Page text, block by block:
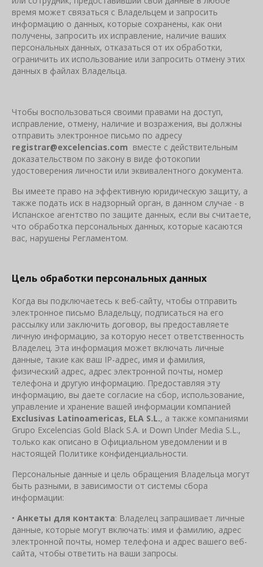
время может связаться с Владельцем и запросить
информацию о данных, которые сохранены, как они
получены, запросить их исправление, наличие ваших
персональных данных, отказаться от их обработки,
ограничить их использование или запросить отмену этих
данных в файлах Владельца.
Чтобы воспользоваться своими правами на доступ,
исправление, отмену, наличие и возражения, вы должны
отправить электронное письмо по адресу
registrar@excelencias.com вместе с действительным
доказательством по закону в виде фотокопии
удостоверения личности или эквивалентного документа.
Вы имеете право на эффективную юридическую защиту, а
также подать иск в надзорный орган, в данном случае - в
Испанское агентство по защите данных, если вы считаете,
что обработка персональных данных, которые касаются
вас, нарушены Регламентом.
Цель обработки персональных данных
Когда вы подключаетесь к веб-сайту, чтобы отправить
электронное письмо Владельцу, подписаться на его
рассылку или заключить договор, вы предоставляете
личную информацию, за которую несет ответственность
Владелец. Эта информация может включать личные
данные, такие как ваш IP-адрес, имя и фамилия,
физический адрес, адрес электронной почты, номер
телефона и другую информацию. Предоставляя эту
информацию, вы даете согласие на сбор, использование,
управление и хранение вашей информации компанией
Exclusivas Latinoamericas, ELA S.L., а также компаниями
Grupo Excelencias Gold Black S.A. и Down Under Media S.L.,
только как описано в Официальном уведомлении и в
настоящей Политике конфиденциальности.
Персональные данные и цель обращения Владельца могут
быть разными, в зависимости от системы сбора
информации:
• Анкеты для контакта: Владелец запрашивает личные
данные, которые могут включать: имя и фамилию, адрес
электронной почты, номер телефона и адрес вашего веб-
сайта, чтобы ответить на ваши запросы.